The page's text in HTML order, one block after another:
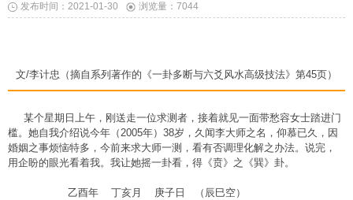
发布时间：2021-01-30 浏览量：7044
文/李计忠（摘自系列著作的《一卦多断与六爻风水高级技法》第45页）
某个星期日上午，刚送走一位求测者，接着就见一面带愁容女士踏进门
槛。她自我介绍说今年（2005年）38岁，久闻李大师之名，仰慕已久，因
婚姻之事烦恼特多，今前来求大师一测，看有否调理化解之办法。说完，
用企盼的眼光看着我。我让她摇一卦看，得《贲》之《巽》卦。
乙酉年 丁亥月 庚子日 （辰巳空）